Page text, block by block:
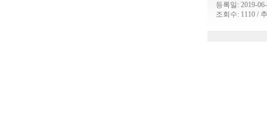
등록일: 2019-
조회수: 1110 /